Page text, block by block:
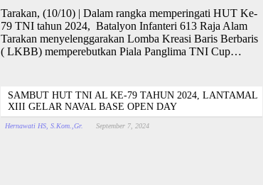
Tarakan, (10/10) | Dalam rangka memperingati HUT Ke-
79 TNI tahun 2024, Batalyon Infanteri 613 Raja Alam
Tarakan menyelenggarakan Lomba Kreasi Baris Berbaris
( LKBB) memperebutkan Piala Panglima TNI Cup…
SAMBUT HUT TNI AL KE-79 TAHUN 2024, LANTAMAL
XIII GELAR NAVAL BASE OPEN DAY
Hernawati HS, S.Kom.,Gr. September 7, 2024